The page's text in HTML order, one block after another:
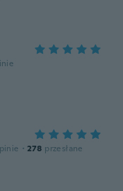
· 278 przesłane